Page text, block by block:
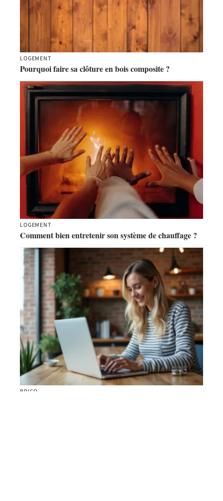
LOGEMENT
Pourquoi faire sa clôture en bois composite ?
LOGEMENT
Comment bien entretenir son système de chauffage ?
BRICO